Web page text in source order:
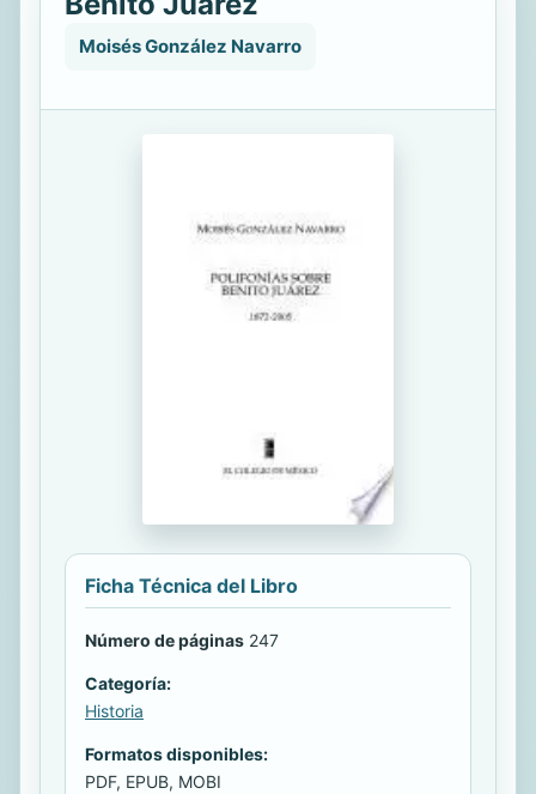
Moisés González Navarro
Ficha Técnica del Libro
Número de páginas 247
Categoría:
Historia
Formatos disponibles:
PDF, EPUB, MOBI